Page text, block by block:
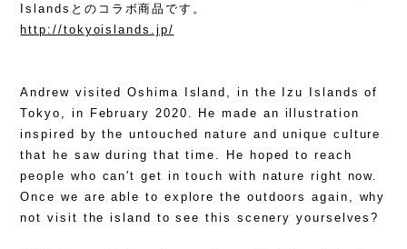
Islandsとのコラボ商品です。
http://tokyoislands.jp/
Andrew visited Oshima Island, in the Izu Islands of
Tokyo, in February 2020. He made an illustration
inspired by the untouched nature and unique culture
that he saw during that time. He hoped to reach
people who can't get in touch with nature right now.
Once we are able to explore the outdoors again, why
not visit the island to see this scenery yourselves?